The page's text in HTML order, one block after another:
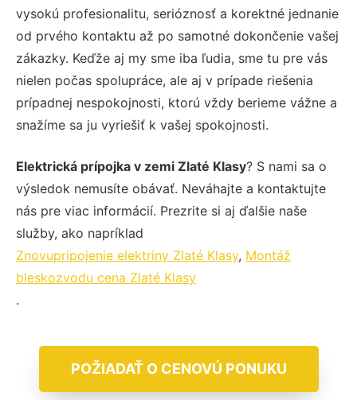
vysokú profesionalitu, serióznosť a korektné jednanie
od prvého kontaktu až po samotné dokončenie vašej
zákazky. Keďže aj my sme iba ľudia, sme tu pre vás
nielen počas spolupráce, ale aj v prípade riešenia
prípadnej nespokojnosti, ktorú vždy berieme vážne a
snažíme sa ju vyriešiť k vašej spokojnosti.
Elektrická prípojka v zemi Zlaté Klasy? S nami sa o
výsledok nemusíte obávať. Neváhajte a kontaktujte
nás pre viac informácií. Prezrite si aj ďalšie naše
služby, ako napríklad
Znovupripojenie elektriny Zlaté Klasy, Montáž
bleskozvodu cena Zlaté Klasy
.
POŽIADAŤ O CENOVÚ PONUKU